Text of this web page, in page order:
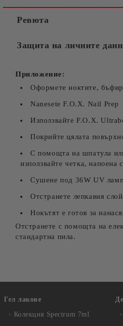
Ние ще се свържем с вас в рамките
Ревюта
Защита на личните
Приложение:
Оформете ноктите,
Nanesete F.O.X. Nail Prep
Използвайте F.O.X.
Покрийте цялата
С помощта на шпатула
използвайте четка,
Сушене под 36W UV
Отстранете лепкавия
Нокътят е готов за
Отстранете с помощта на
стандартна пила.
Гел лакове
Колекция Spectrum 7ml